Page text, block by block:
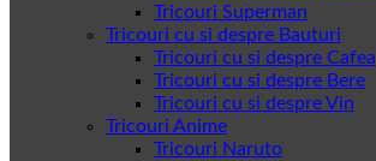
Tricouri Superman
Tricouri cu si despre Bauturi
Tricouri cu si despre Cafea
Tricouri cu si despre Bere
Tricouri cu si despre Vin
Tricouri Anime
Tricouri Naruto